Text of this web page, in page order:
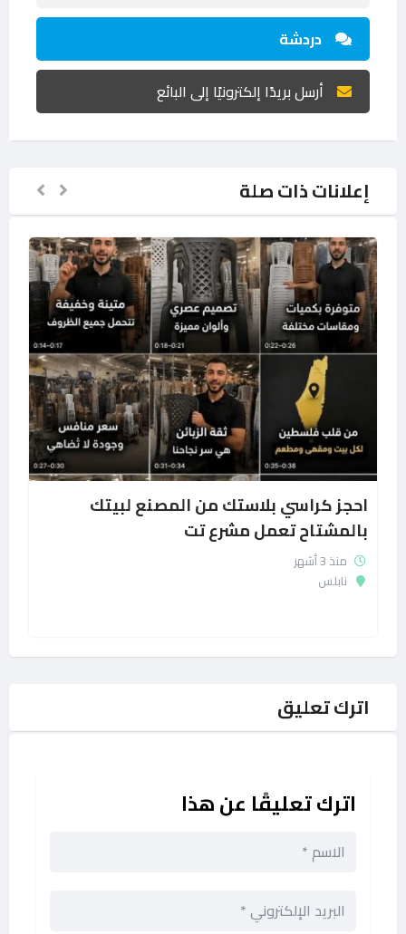
دردشة
أرسل بريدًا إلكترونيًا إلى البائع
إعلانات ذات صلة
احجز كراسي بلاستك من المصنع لبيتك
بالمشتاح تعمل مشرع تت
منذ 3 أشهر
نابلس
اترك تعليق
اترك تعليقًا عن هذا